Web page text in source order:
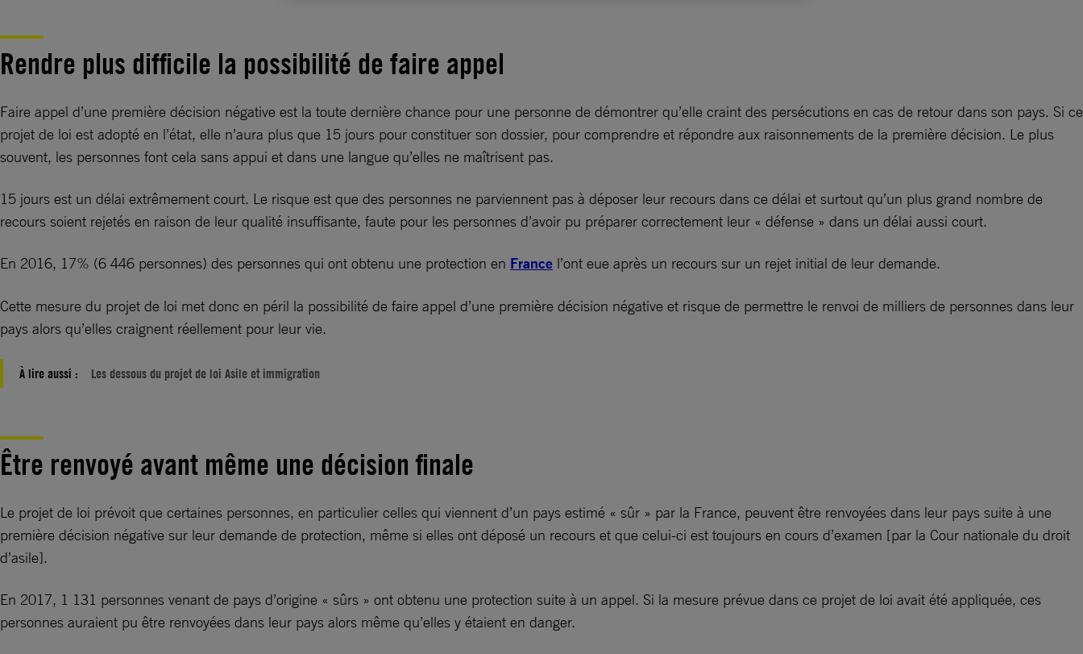
Rendre plus difficile la possibilité de faire appel
Faire appel d’une première décision négative est la toute dernière chance pour une personne de démontrer qu’elle craint des persécutions en cas de retour dans son pays. Si ce
projet de loi est adopté en l’état, elle n’aura plus que 15 jours pour constituer son dossier, pour comprendre et répondre aux raisonnements de la première décision. Le plus
souvent, les personnes font cela sans appui et dans une langue qu’elles ne maîtrisent pas.
15 jours est un délai extrêmement court. Le risque est que des personnes ne parviennent pas à déposer leur recours dans ce délai et surtout qu’un plus grand nombre de
recours soient rejetés en raison de leur qualité insuffisante, faute pour les personnes d’avoir pu préparer correctement leur « défense » dans un délai aussi court.
En 2016, 17% (6 446 personnes) des personnes qui ont obtenu une protection en France l’ont eue après un recours sur un rejet initial de leur demande.
Cette mesure du projet de loi met donc en péril la possibilité de faire appel d’une première décision négative et risque de permettre le renvoi de milliers de personnes dans leur
pays alors qu’elles craignent réellement pour leur vie.
À lire aussi : Les dessous du projet de loi Asile et immigration
Être renvoyé avant même une décision finale
Le projet de loi prévoit que certaines personnes, en particulier celles qui viennent d’un pays estimé « sûr » par la France, peuvent être renvoyées dans leur pays suite à une
première décision négative sur leur demande de protection, même si elles ont déposé un recours et que celui-ci est toujours en cours d’examen [par la Cour nationale du droit
d’asile].
En 2017, 1 131 personnes venant de pays d’origine « sûrs » ont obtenu une protection suite à un appel. Si la mesure prévue dans ce projet de loi avait été appliquée, ces
personnes auraient pu être renvoyées dans leur pays alors même qu’elles y étaient en danger.